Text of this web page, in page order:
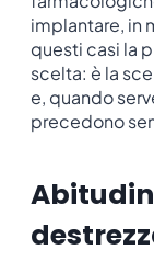
implantare, in
questi casi la
scelta: è la
e, quando
precedono